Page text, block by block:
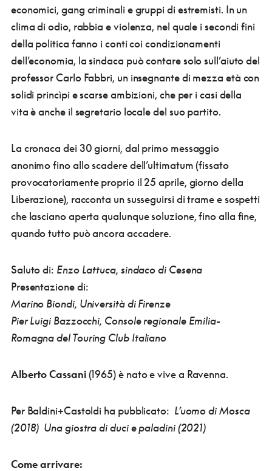
economici, gang criminali e gruppi di estremisti. In un
clima di odio, rabbia e violenza, nel quale i secondi fini
della politica fanno i conti coi condizionamenti
dell’economia, la sindaca può contare solo sull’aiuto del
professor Carlo Fabbri, un insegnante di mezza età con
solidi princìpi e scarse ambizioni, che per i casi della
vita è anche il segretario locale del suo partito.
La cronaca dei 30 giorni, dal primo messaggio
anonimo fino allo scadere dell’ultimatum (fissato
provocatoriamente proprio il 25 aprile, giorno della
Liberazione), racconta un susseguirsi di trame e sospetti
che lasciano aperta qualunque soluzione, fino alla fine,
quando tutto può ancora accadere.
Saluto di: Enzo Lattuca, sindaco di Cesena
Presentazione di:
Marino Biondi, Università di Firenze
Pier Luigi Bazzocchi, Console regionale Emilia-
Romagna del Touring Club Italiano
Alberto Cassani(1965) è nato e vive a Ravenna.
Per Baldini+Castoldi ha pubblicato: L’uomo di Mosca
(2018) Una giostra di duci e paladini (2021)
Come arrivare: